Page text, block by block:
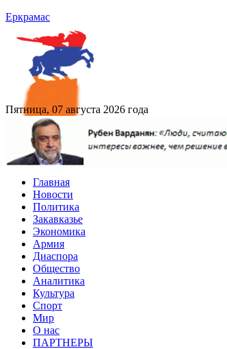
Еркрамас
Пятница, 07 августа 2026 года
Главная
Новости
Политика
Закавказье
Экономика
Армия
Диаспора
Общество
Аналитика
Культура
Спорт
Мир
О нас
ПАРТНЕРЫ